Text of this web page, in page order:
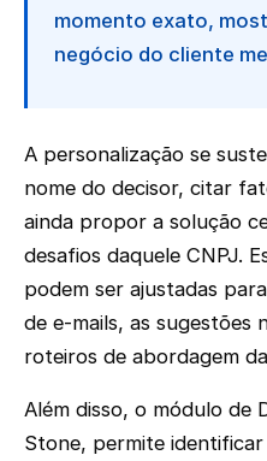
momento exato,
negócio do cliente
A personalização se
nome do decisor, citar
ainda propor a solução
desafios daquele CNPJ.
podem ser ajustadas
de e-mails, as sugestões
roteiros de abordagem
Além disso, o módulo de
Stone, permite